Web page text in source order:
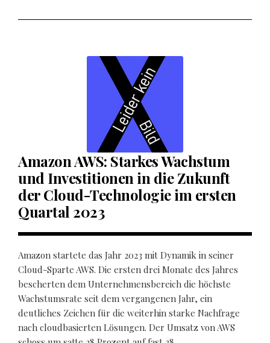
Amazon AWS: Starkes Wachstum
und Investitionen in die Zukunft
der Cloud-Technologie im ersten
Quartal 2023
Amazon startete das Jahr 2023 mit Dynamik in seiner
Cloud-Sparte AWS. Die ersten drei Monate des Jahres
bescherten dem Unternehmensbereich die höchste
Wachstumsrate seit dem vergangenen Jahr, ein
deutliches Zeichen für die weiterhin starke Nachfrage
nach cloudbasierten Lösungen. Der Umsatz von AWS